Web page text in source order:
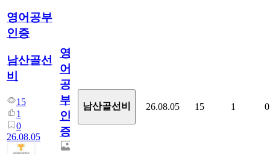
영어공부
인증
남산골선
비
15
1
0
26.08.05
영
어
공
부
인
증
남산골선비 26.08.05 15 1 0